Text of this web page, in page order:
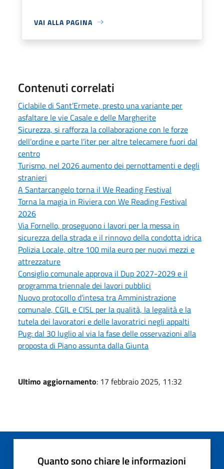
VAI ALLA PAGINA
Contenuti correlati
Ciclabile di Sant’Ermete, presto una variante per
asfaltare le vie Casale e delle Margherite
Sicurezza, si rafforza la collaborazione con le forze
dell’ordine e parte l’iter per altre telecamere fuori dal
centro
Turismo, nel 2026 aumento dei pernottamenti e degli
stranieri
A Santarcangelo torna il We Reading Festival
Torna la magia in Riviera con We Reading Festival
2026
Via Fornello, proseguono i lavori per la messa in
sicurezza della strada e il rinnovo della condotta idrica
Polizia Locale, oltre 100 mila euro per nuovi mezzi e
attrezzature
Consiglio comunale approva il Dup 2027-2029 e il
programma triennale dei lavori pubblici
Nuovo protocollo d’intesa tra Amministrazione
comunale, CGIL e CISL per la qualità, la legalità e la
tutela dei lavoratori e delle lavoratrici negli appalti
Pug: dal 30 luglio al via la fase delle osservazioni alla
proposta di Piano assunta dalla Giunta
Ultimo aggiornamento: 17 febbraio 2025, 11:32
Quanto sono chiare le informazioni